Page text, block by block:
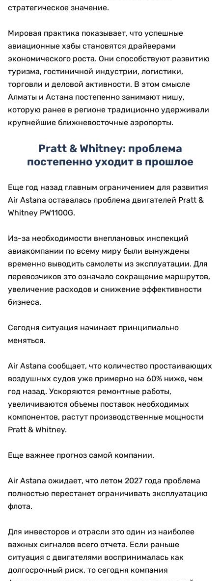
стратегическое значение.
Мировая практика показывает, что успешные
авиационные хабы становятся драйверами
экономического роста. Они способствуют развитию
туризма, гостиничной индустрии, логистики,
торговли и деловой активности. В этом смысле
Алматы и Астана постепенно занимают нишу,
которую ранее в регионе традиционно удерживали
крупнейшие ближневосточные аэропорты.
Pratt & Whitney: проблема
постепенно уходит в прошлое
Еще год назад главным ограничением для развития
Air Astana оставалась проблема двигателей Pratt &
Whitney PW1100G.
Из-за необходимости внеплановых инспекций
авиакомпании по всему миру были вынуждены
временно выводить самолеты из эксплуатации. Для
перевозчиков это означало сокращение маршрутов,
увеличение расходов и снижение эффективности
бизнеса.
Сегодня ситуация начинает принципиально
меняться.
Air Astana сообщает, что количество простаивающих
воздушных судов уже примерно на 60% ниже, чем
год назад. Ускоряются ремонтные работы,
увеличиваются объемы поставок необходимых
компонентов, растут производственные мощности
Pratt & Whitney.
Еще важнее прогноз самой компании.
Air Astana ожидает, что летом 2027 года проблема
полностью перестанет ограничивать эксплуатацию
флота.
Для инвесторов и отрасли это один из наиболее
важных сигналов всего отчета. Если раньше
ситуация с двигателями воспринималась как
долгосрочный риск, то сегодня компания